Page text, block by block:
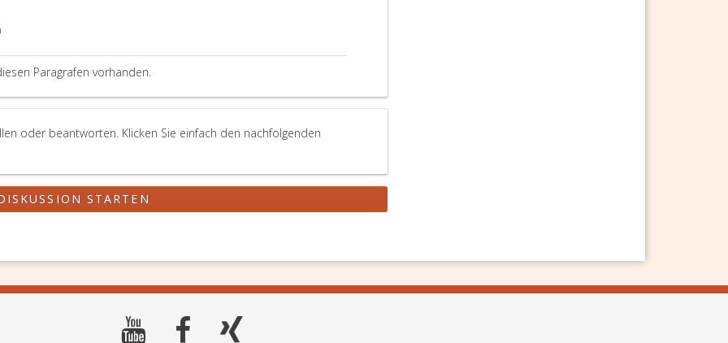
Paragrafen vorhanden.
oder beantworten. Klicken Sie einfach den nachfolgenden
STARTEN